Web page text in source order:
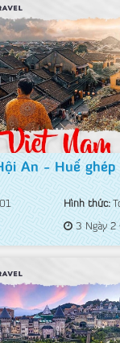
An - Huế
Hình thức:
3 Ngày 2